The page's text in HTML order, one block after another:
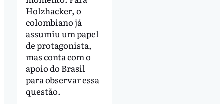
Holzhacker, o
colombiano já
assumiu um papel
de protagonista,
mas conta com o
apoio do Brasil
para observar essa
questão.